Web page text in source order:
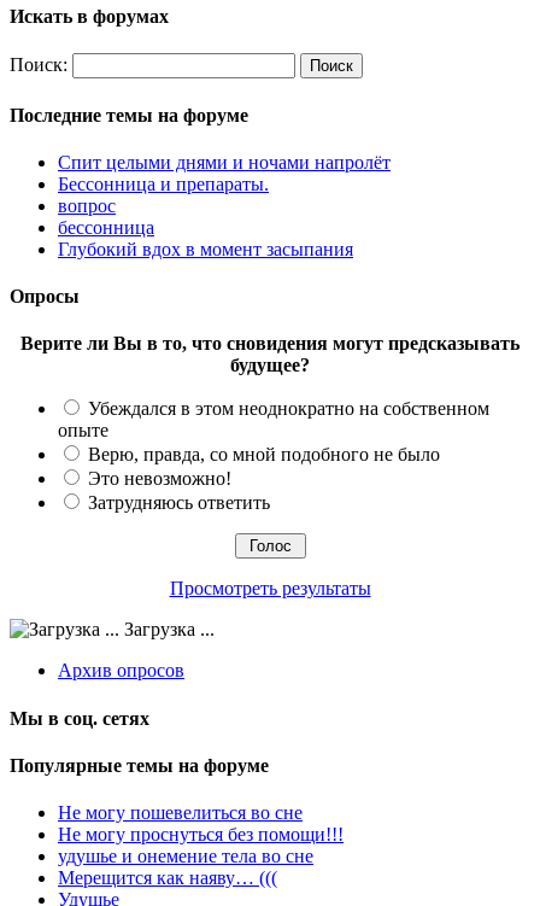
Искать в форумах
Поиск:
Последние темы на форуме
Спит целыми днями и ночами напролёт
Бессонница и препараты.
вопрос
бессонница
Глубокий вдох в момент засыпания
Опросы
Верите ли Вы в то, что сновидения могут предсказывать
будущее?
Убеждался в этом неоднократно на собственном
опыте
Верю, правда, со мной подобного не было
Это невозможно!
Затрудняюсь ответить
Просмотреть результаты
Загрузка ...
Архив опросов
Мы в соц. сетях
Популярные темы на форуме
Не могу пошевелиться во сне
Не могу проснуться без помощи!!!
удушье и онемение тела во сне
Мерещится как наяву… (((
Удушье